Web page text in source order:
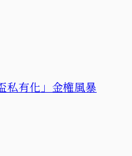
私有化」金權風暴